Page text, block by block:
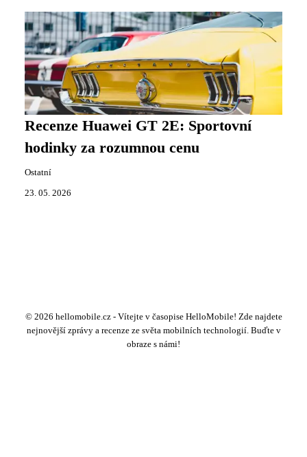
Recenze Huawei GT 2E: Sportovní
hodinky za rozumnou cenu
Ostatní
23. 05. 2026
© 2026 hellomobile.cz - Vítejte v časopise HelloMobile! Zde najdete
nejnovější zprávy a recenze ze světa mobilních technologií. Buďte v
obraze s námi!